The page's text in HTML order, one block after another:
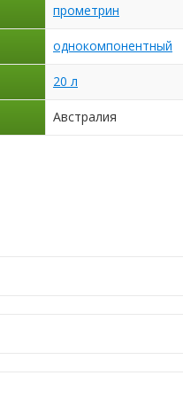
прометрин
однокомпонентный
20 л
Австралия